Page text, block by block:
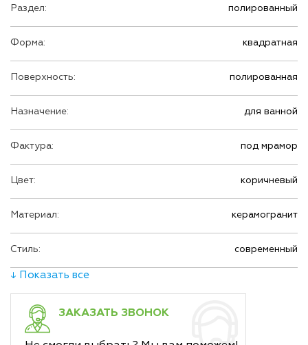
Раздел: полированный
Форма: квадратная
Поверхность: полированная
Назначение: для ванной
Фактура: под мрамор
Цвет: коричневый
Материал: керамогранит
Стиль: современный
↓ Показать все
ЗАКАЗАТЬ ЗВОНОК